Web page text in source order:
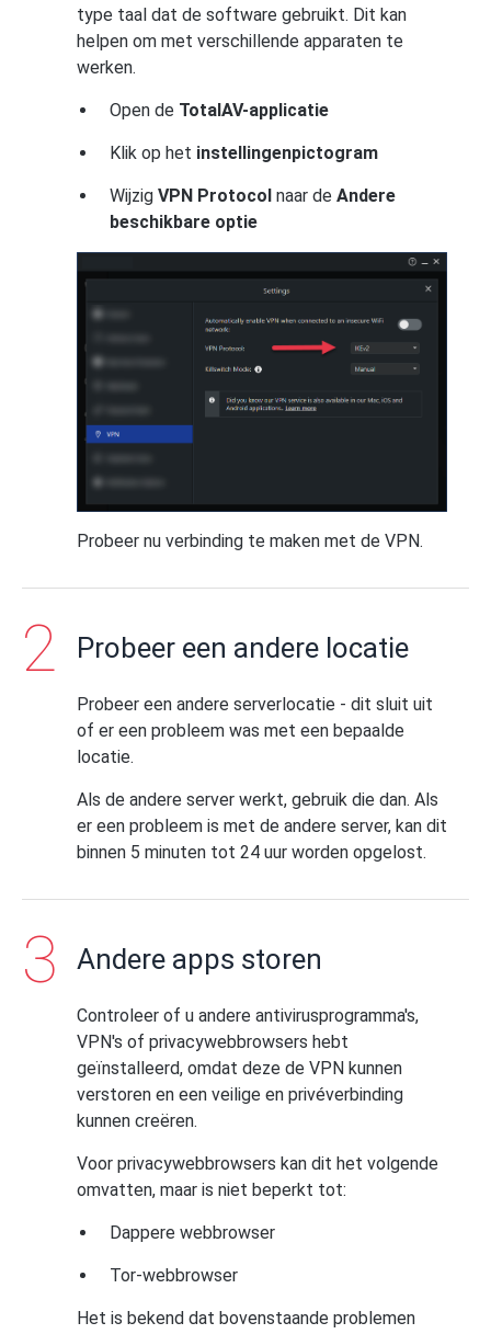
type taal dat de software gebruikt. Dit kan
helpen om met verschillende apparaten te
werken.
Open de TotalAV-applicatie
Klik op het instellingenpictogram
Wijzig VPN Protocol naar de Andere
beschikbare optie
Probeer nu verbinding te maken met de VPN.
Probeer een andere locatie
Probeer een andere serverlocatie - dit sluit uit
of er een probleem was met een bepaalde
locatie.
Als de andere server werkt, gebruik die dan. Als
er een probleem is met de andere server, kan dit
binnen 5 minuten tot 24 uur worden opgelost.
Andere apps storen
Controleer of u andere antivirusprogramma's,
VPN's of privacywebbrowsers hebt
geïnstalleerd, omdat deze de VPN kunnen
verstoren en een veilige en privéverbinding
kunnen creëren.
Voor privacywebbrowsers kan dit het volgende
omvatten, maar is niet beperkt tot:
Dappere webbrowser
Tor-webbrowser
Het is bekend dat bovenstaande problemen